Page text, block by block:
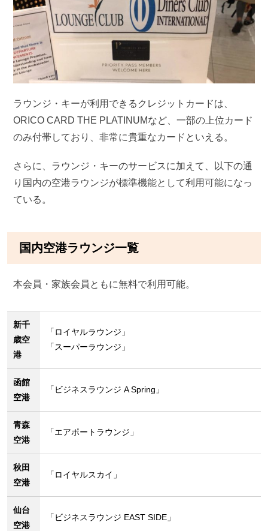
ラウンジ・キーが利用できるクレジットカードは、
ORICO CARD THE PLATINUMなど、一部の上位カード
のみ付帯しており、非常に貴重なカードといえる。
さらに、ラウンジ・キーのサービスに加えて、以下の通
り国内の空港ラウンジが標準機能として利用可能になっ
ている。
国内空港ラウンジ一覧
本会員・家族会員ともに無料で利用可能。
新千
歳空
港
「ロイヤルラウンジ」
「スーパーラウンジ」
函館
空港
「ビジネスラウンジ A Spring」
青森
空港
「エアポートラウンジ」
秋田
空港
「ロイヤルスカイ」
仙台
空港
「ビジネスラウンジ EAST SIDE」